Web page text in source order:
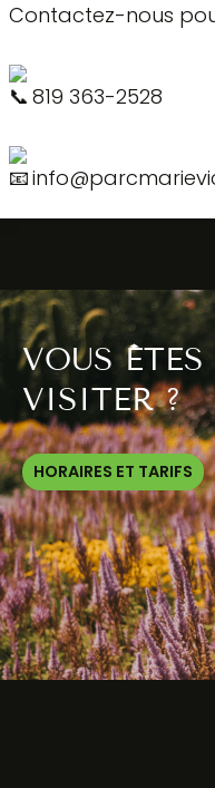
Contactez-nous
819 363-2528
VOUS
VISITER ?
HORAIRES ET TARIFS